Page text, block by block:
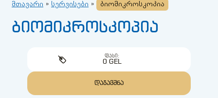
მთავარი » სერვისები » ბიომიკროსკოპია
ბიომიკროსკოპია
ᲤᲐᲡᲘ:
0 GEL
ᲓᲐᲯᲐᲕᲨᲜᲐ